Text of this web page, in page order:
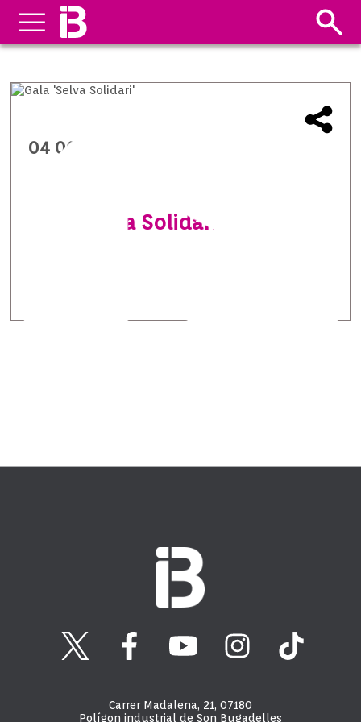
04 06 2014
Gala ‘Selva Solidari’
Carrer Madalena, 21, 07180
Polígon industrial de Son Bugadelles